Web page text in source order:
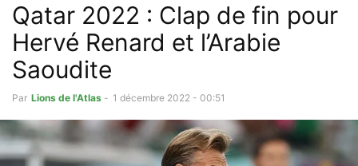
Qatar 2022 : Clap de fin pour
Hervé Renard et l’Arabie
Saoudite
Par Lions de l'Atlas - 1 décembre 2022 - 00:51